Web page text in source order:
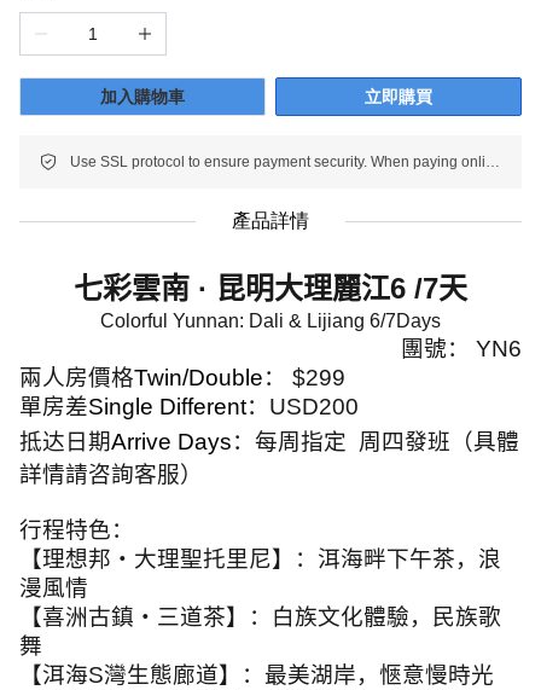
加入購物車 立即購買
Use SSL protocol to ensure payment security. When paying online, your payment information is protected.
產品詳情
七彩雲南 · 昆明大理麗江6 /7天
Colorful Yunnan: Dali & Lijiang 6/7Days
團號： YN6
兩人房價格Twin/Double： $299
單房差Single Different： USD200
抵达日期Arrive Days：每周指定 周四發班（具體
詳情請咨詢客服）
行程特色：
【理想邦・大理聖托里尼】：洱海畔下午茶，浪
漫風情
【喜洲古鎮・三道茶】：白族文化體驗，民族歌
舞
【洱海S灣生態廊道】：最美湖岸，愜意慢時光